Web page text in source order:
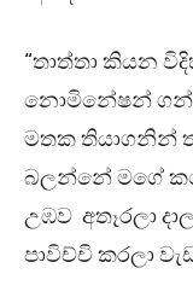
“තාත්තා කියන
නොමිනේෂන්
මතක තියාගනින්
බලන්නේ මගේ
උඹව අතෑරලා
පාවිච්චි කරලා